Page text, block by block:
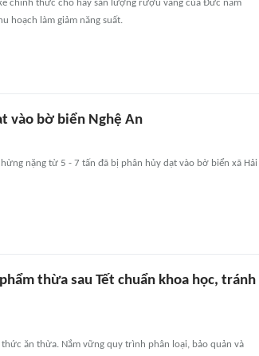
chính thức cho hay sản lượng rượu vang của Đức năm
hoạch làm giảm năng suất.
vào bờ biển Nghệ An
nặng từ 5 - 7 tấn đã bị phân hủy dạt vào bờ biển xã Hải
thừa sau Tết chuẩn khoa học, tránh
ăn thừa. Nắm vững quy trình phân loại, bảo quản và